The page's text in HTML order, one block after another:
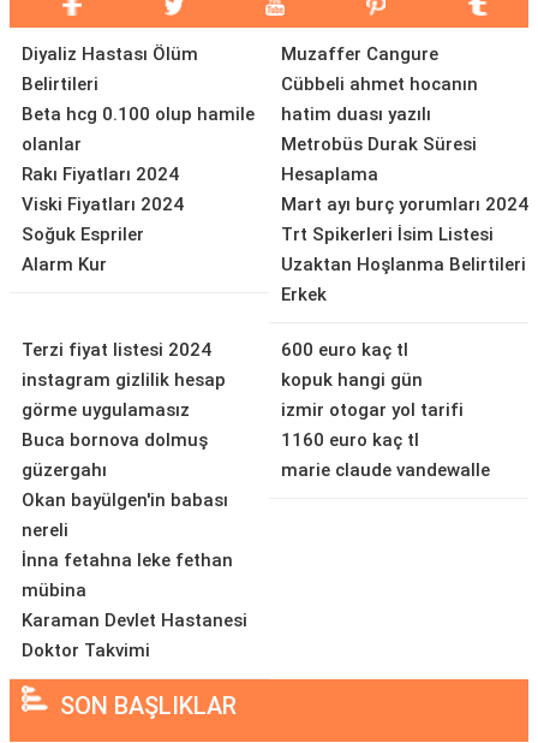
Diyaliz Hastası Ölüm
Belirtileri
Beta hcg 0.100 olup hamile
olanlar
Rakı Fiyatları 2024
Viski Fiyatları 2024
Soğuk Espriler
Alarm Kur
Muzaffer Cangure
Cübbeli ahmet hocanın
hatim duası yazılı
Metrobüs Durak Süresi
Hesaplama
Mart ayı burç yorumları 2024
Trt Spikerleri İsim Listesi
Uzaktan Hoşlanma Belirtileri
Erkek
Terzi fiyat listesi 2024
instagram gizlilik hesap
görme uygulamasız
Buca bornova dolmuş
güzergahı
Okan bayülgen'in babası
nereli
İnna fetahna leke fethan
mübina
Karaman Devlet Hastanesi
Doktor Takvimi
600 euro kaç tl
kopuk hangi gün
izmir otogar yol tarifi
1160 euro kaç tl
marie claude vandewalle
SON BAŞLIKLAR